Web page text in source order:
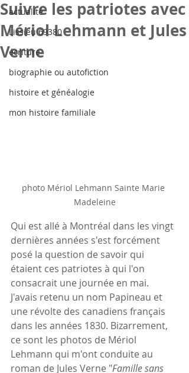
actualité
Lissieu 69380
écriture
biographie ou autofiction
histoire et généalogie
mon histoire familiale
Suivre les patriotes avec
Mériol Lehmann et Jules
Verne
photo Mériol Lehmann Sainte Marie
Madeleine
Qui est allé à Montréal dans les vingt
dernières années s'est forcément
posé la question de savoir qui
étaient ces patriotes à qui l'on
consacrait une journée en mai.
J'avais retenu un nom Papineau et
une révolte des canadiens français
dans les années 1830. Bizarrement,
ce sont les photos de Mériol
Lehmann qui m'ont conduite au
roman de Jules Verne "Famille sans